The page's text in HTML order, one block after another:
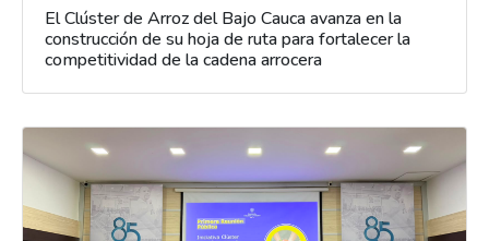
El Clúster de Arroz del Bajo Cauca avanza en la
construcción de su hoja de ruta para fortalecer la
competitividad de la cadena arrocera